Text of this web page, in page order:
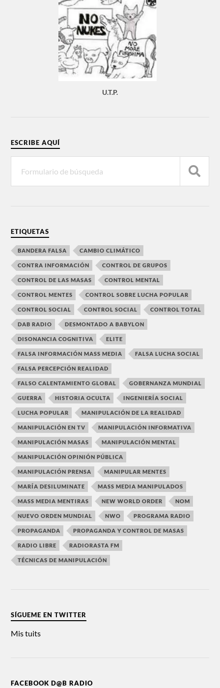
U.T.P.
ESCRIBE AQUÍ
ETIQUETAS
BANDERA FALSA CAMBIO CLIMÁTICO
CONTRA INFORMACIÓN CONTROL DE GRUPOS
CONTROL DE LAS MASAS CONTROL MENTAL
CONTROL MENTES CONTROL SOBRE LUCHA POPULAR
CONTROL SOCIAL CONTROL SOCIAL CONTROL TOTAL
DAB RADIO DESMONTADO A BABYLON
DISONANCIA COGNITIVA ELITE
FALSA INFORMACIÓN MASS MEDIA FALSA LUCHA SOCIAL
FALSA PERCEPCIÓN REALIDAD
FALSO CALENTAMIENTO GLOBAL GOBERNANZA MUNDIAL
GUERRA HISTORIA OCULTA INGENIERÍA SOCIAL
LUCHA POPULAR MANIPULACIÓN DE LA REALIDAD
MANIPULACIÓN EN TV MANIPULACIÓN INFORMATIVA
MANIPULACIÓN MASAS MANIPULACIÓN MENTAL
MANIPULACIÓN OPINIÓN PÚBLICA
MANIPULACIÓN PRENSA MANIPULAR MENTES
MARÍA DESILUMINATE MASS MEDIA MANIPULADOS
MASS MEDIA MENTIRAS NEW WORLD ORDER NOM
NUEVO ORDEN MUNDIAL NWO PROGRAMA RADIO
PROPAGANDA PROPAGANDA Y CONTROL DE MASAS
RADIO LIBRE RADIORASTA FM
TÉCNICAS DE MANIPULACIÓN
SÍGUEME EN TWITTER
Mis tuits
FACEBOOK D@B RADIO